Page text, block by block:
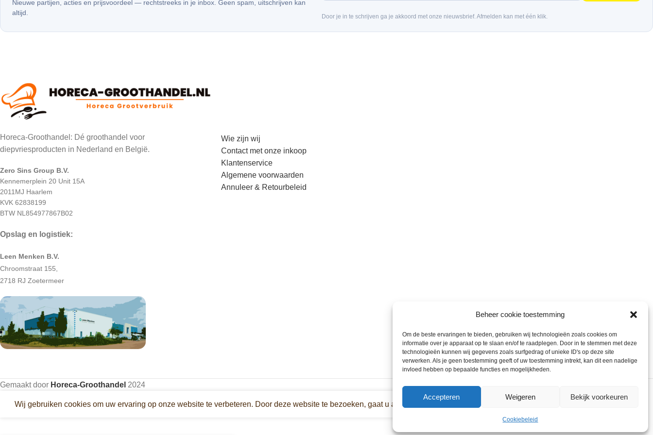
Beheer cookie toestemming
Om de beste ervaringen te bieden, gebruiken wij technologieën zoals cookies om
informatie over je apparaat op te slaan en/of te raadplegen. Door in te stemmen met deze
technologieën kunnen wij gegevens zoals surfgedrag of unieke ID's op deze site
verwerken. Als je geen toestemming geeft of uw toestemming intrekt, kan dit een nadelige
invloed hebben op bepaalde functies en mogelijkheden.
Accepteren Weigeren Bekijk voorkeuren
Cookiebeleid
Nieuwe partijen, acties en prijsvoordeel — rechtstreeks in je inbox. Geen spam, uitschrijven kan
altijd.
Door je in te schrijven ga je akkoord met onze nieuwsbrief. Afmelden kan met één klik.
Horeca-Groothandel: Dé groothandel voor
diepvriesproducten in Nederland en België.
Zero Sins Group B.V.
Kennemerplein 20 Unit 15A
2011MJ Haarlem
KVK 62838199
BTW NL854977867B02
Opslag en logistiek:
Leen Menken B.V.
Chroomstraat 155,
2718 RJ Zoetermeer
Wie zijn wij
Contact met onze inkoop
Klantenservice
Algemene voorwaarden
Annuleer & Retourbeleid
Gemaakt door Horeca-Groothandel 2024
Wij gebruiken cookies om uw ervaring op onze website te verbeteren. Door deze website te bezoeken, gaat u akkoord met ons gebruik van cookies.